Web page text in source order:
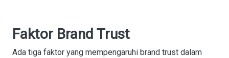
Faktor Brand Trust
Ada tiga faktor yang mempengaruhi brand trust dalam